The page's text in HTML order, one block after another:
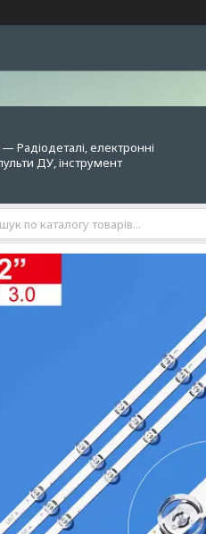
Радіодеталі, електронні
ДУ, інструмент